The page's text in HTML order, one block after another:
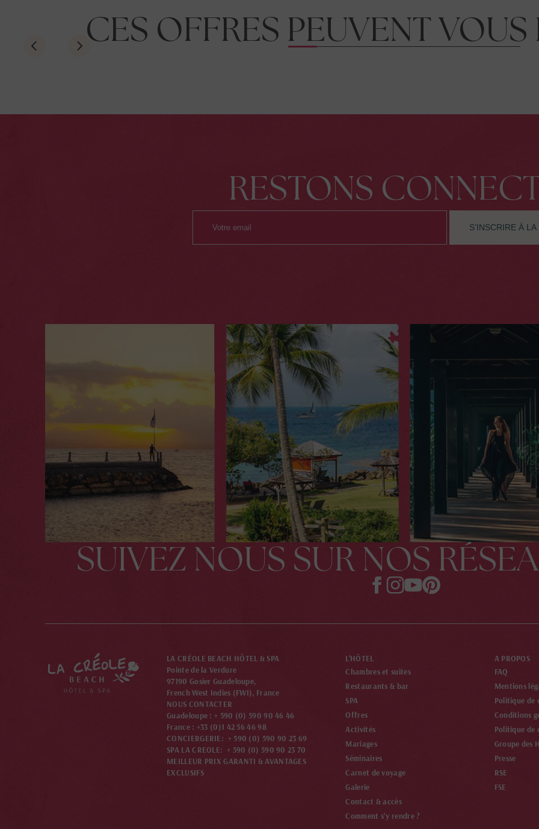
CES OFFRES PEUVENT VOUS
ROMANTIQUE
EN SAVOIR PLUS
JAZZ
2026
Valable du 20 juillet au 16 aout 2026.
RESTONS
SUIVEZ NOUS SUR NOS
LA CRÉOLE BEACH HÔTEL & SPA
Pointe de la Verdure
97190 Gosier Guadeloupe,
French West Indies (FWI), France
NOUS CONTACTER
Guadeloupe : + 590 (0) 590 90 46 46
France : +33 (0)1 42 56 46 98
CONCIERGERIE: + 590 (0) 590 90 23 69
SPA LA CREOLE: + 590 (0) 590 90 23 70
MEILLEUR PRIX GARANTI & AVANTAGES
EXCLUSIFS
L’HÔTEL
Chambres et suites
Restaurants & bar
SPA
Offres
Activités
Mariages
Séminaires
Carnet de voyage
Galerie
Contact & accès
Comment s'y rendre ?
A PROPOS
FAQ
Mentions
Politique
Conditions
Politique de
Groupe des
Presse
RSE
FSE